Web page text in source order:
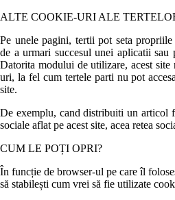
ALTE COOKIE-URI ALE
Pe unele pagini, tertii pot seta
de a urmari succesul unei aplicatii sau
Datorita modului de utilizare, acest site
uri, la fel cum tertele parti nu pot
site.
De exemplu, cand distribuiti un articol
sociale aflat pe acest site, acea retea
CUM LE POȚI OPRI?
În funcție de browser-ul pe care îl
să stabilești cum vrei să fie utilizate